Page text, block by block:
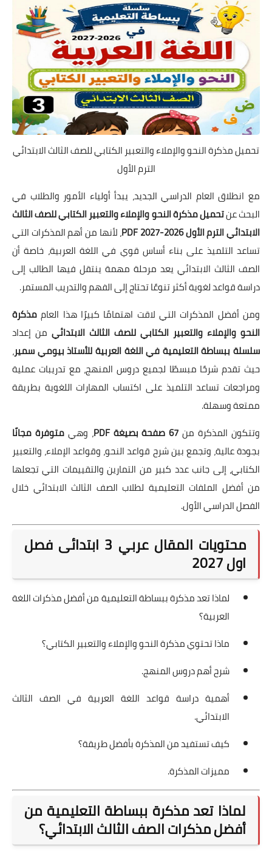
تحميل مذكرة النحو والإملاء والتعبير الكتابي للصف الثالث الابتدائي
الترم الأول
مع انطلاق العام الدراسي الجديد، يبدأ أولياء الأمور والطلاب في
البحث عنتحميل مذكرة النحو والإملاء والتعبير الكتابي للصف الثالث
الابتدائي الترم الأول 2026-2027 PDF
، لأنها من أهم المذكرات التي
تساعد التلميذ على بناء أساس قوي في اللغة العربية، خاصة أن
الصف الثالث الابتدائي يعد مرحلة مهمة ينتقل فيها الطالب إلى
دراسة قواعد لغوية أكثر تنوعًا تحتاج إلى الفهم والتدريب المستمر.
ومن أفضل المذكرات التي لاقت اهتمامًا كبيرًا هذا العام مذكرة
النحو والإملاء والتعبير الكتابي للصف الثالث الابتدائي من إعداد
سلسلة ببساطة التعليمية في اللغة العربية للأستاذ بيومي سمير،
حيث تقدم شرحًا مبسطًا لجميع دروس المنهج، مع تدريبات عملية
ومراجعات تساعد التلميذ على اكتساب المهارات اللغوية بطريقة
ممتعة وسهلة.
وتتكون المذكرة من 67 صفحة بصيغة PDF ، وهيمتوفرة مجانًا
بجودة عالية، وتجمع بين شرح قواعد النحو، وقواعد الإملاء، والتعبير
الكتابي، إلى جانب عدد كبير من التمارين والتقييمات التي تجعلها
من أفضل الملفات التعليمية لطلاب الصف الثالث الابتدائي خلال
الفصل الدراسي الأول.
محتويات المقال عربي 3 ابتدائى فصل
اول 2027
لماذا تعد مذكرة ببساطة التعليمية من أفضل مذكرات اللغة
العربية؟
ماذا تحتوي مذكرة النحو والإملاء والتعبير الكتابي؟
شرح أهم دروس المنهج.
أهمية دراسة قواعد اللغة العربية في الصف الثالث
الابتدائي.
كيف تستفيد من المذكرة بأفضل طريقة؟
مميزات المذكرة.
لماذا تعد مذكرة ببساطة التعليمية من
أفضل مذكرات الصف الثالث الابتدائي؟